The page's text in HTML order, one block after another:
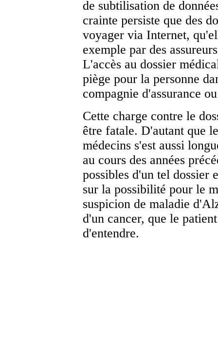
de subtilisation de
crainte persiste que des
voyager via Internet,
exemple par des
L'accès au dossier
piège pour la personne
compagnie d'assurance
Cette charge contre le
être fatale. D'autant que
médecins s'est aussi
au cours des années
possibles d'un tel dossier
sur la possibilité pour le
suspicion de maladie
d'un cancer, que le
d'entendre.